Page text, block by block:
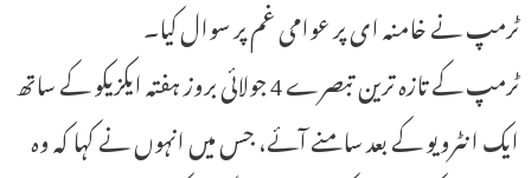
ٹرمپ نے خامنہ ای پر عوامی غم پر سوال کیا۔
ٹرمپ کے تازہ ترین تبصرے 4 جولائی بروز ہفتہ ایکزیکو کے ساتھ
ایک انٹرویو کے بعد سامنے آئے، جس میں انہوں نے کہا کہ وہ